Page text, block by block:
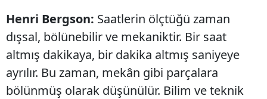
Henri Bergson: Saatlerin ölçtüğü zaman
dışsal, bölünebilir ve mekaniktir. Bir saat
altmış dakikaya, bir dakika altmış saniyeye
ayrılır. Bu zaman, mekân gibi parçalara
bölünmüş olarak düşünülür. Bilim ve teknik